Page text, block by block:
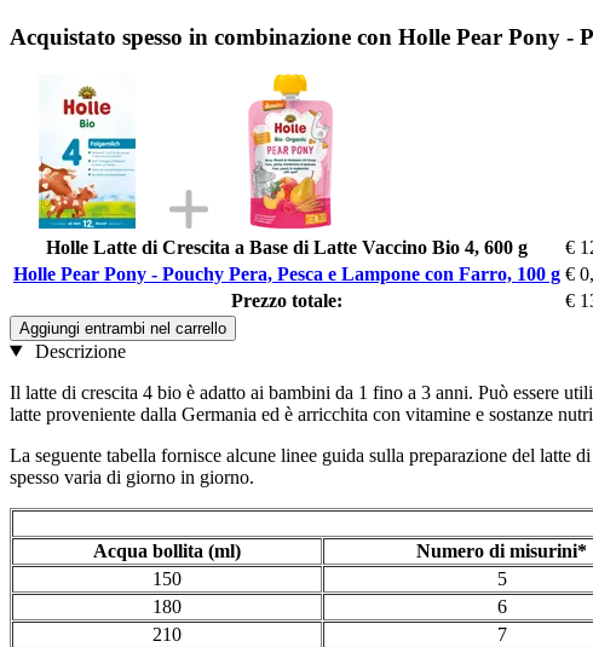
Acquistato spesso in combinazione con Holle Pear Pony -
Holle Latte di Crescita a Base di Latte Vaccino Bio 4, 600 g €
Holle Pear Pony - Pouchy Pera, Pesca e Lampone con Farro, 100 g €
Prezzo totale:
€
Aggiungi entrambi nel carrello
Descrizione
Il latte di crescita 4 bio è adatto ai bambini da 1 fino a 3 anni. Può essere
latte proveniente dalla Germania ed è arricchita con vitamine e sostanze
La seguente tabella fornisce alcune linee guida sulla preparazione del latte
spesso varia di giorno in giorno.
Acqua bollita (ml)
Numero di misurini*
150
5
180 6
210
7